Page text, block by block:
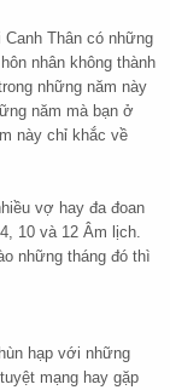
Thân có những
nhân không thành
những năm này
năm mà bạn ở
này chỉ khắc về
vợ hay đa đoan
10 và 12 Âm lịch.
những tháng đó thì
hạp với những
mạng hay gặp